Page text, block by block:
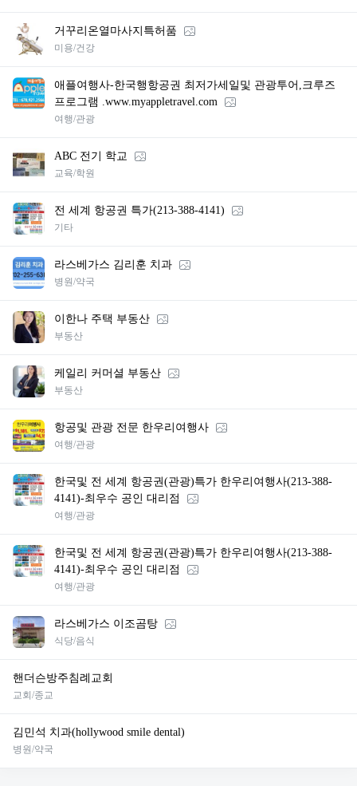
거꾸리온열마사지특허품
미용/건강
애플여행사-한국행항공권 최저가세일및 관광투어,크루즈
프로그램 .www.myappletravel.com
여행/관광
ABC 전기 학교
교육/학원
전 세계 항공권 특가(213-388-4141)
기타
라스베가스 김리훈 치과
병원/약국
이한나 주택 부동산
부동산
케일리 커머셜 부동산
부동산
항공및 관광 전문 한우리여행사
여행/관광
한국및 전 세계 항공권(관광)특가 한우리여행사(213-388-
4141)-최우수 공인 대리점
여행/관광
한국및 전 세계 항공권(관광)특가 한우리여행사(213-388-
4141)-최우수 공인 대리점
여행/관광
라스베가스 이조곰탕
식당/음식
핸더슨방주침례교회
교회/종교
김민석 치과(hollywood smile dental)
병원/약국